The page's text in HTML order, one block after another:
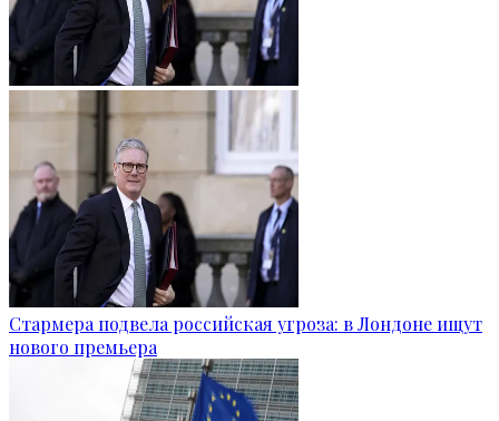
Стармера подвела российская угроза: в Лондоне ищут
нового премьера